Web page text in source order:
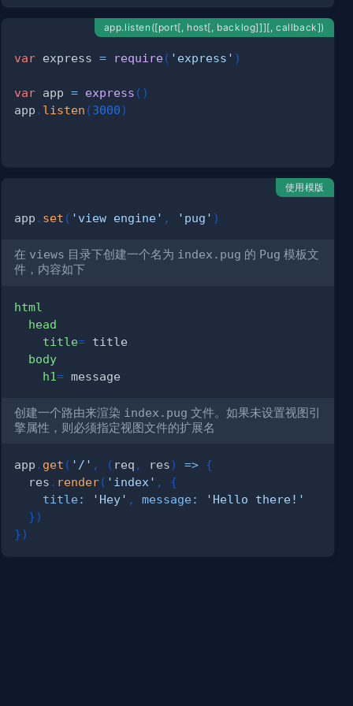
app.listen([port[, host[, backlog]]][, callback])
var express = require( 'express' )
var app = express ( )
app . listen (3000)
使用模版
app . set ( 'view engine' , 'pug' )
在 views 目录下创建一个名为 index.pug 的 Pug 模板文
件，内容如下
html
head
title= title
body
h1= message
创建一个路由来渲染 index.pug 文件。如果未设置视图引
擎属性，则必须指定视图文件的扩展名
app . get ( '/' , ( req , res) => {
  res
. render( 'index' ,
{
title: 'Hey' , message:
'Hello there!'
})
})